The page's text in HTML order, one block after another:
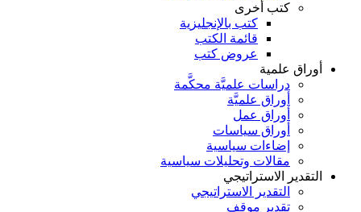
كتب أخرى
كتب بالإنجليزية
قائمة الكتب
عروض كتب
أوراق علمية
دراسات علميَّة محكَّمة
أوراق علميَّة
أوراق عمل
أوراق سياسات
إضاءات سياسية
مقالات وتحليلات سياسية
التقدير الاستراتيجي
التقدير الاستراتيجي
تقدير موقف